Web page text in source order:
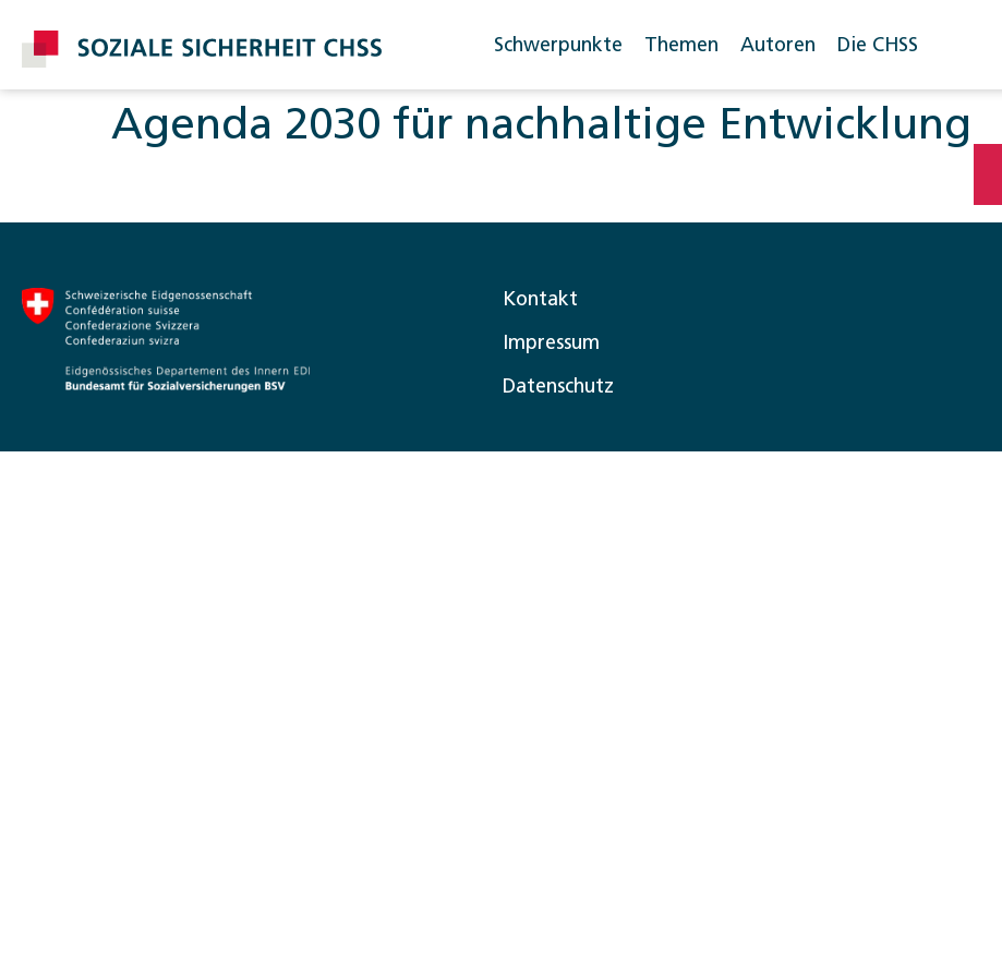
Schwerpunkte Themen Autoren Die CHSS
Agenda 2030 für nachhaltige Entwicklung
Kontakt
Impressum
Datenschutz